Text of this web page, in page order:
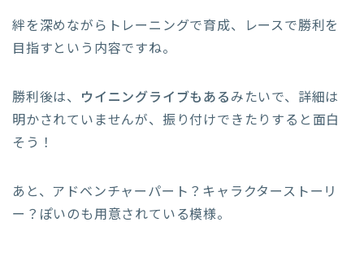
絆を深めながらトレーニングで育成、レースで勝利を
目指すという内容ですね。
勝利後は、 ウイニングライブもあるみたいで、詳細は
明かされていませんが、振り付けできたりすると面白
そう！
あと、アドベンチャーパート？キャラクターストーリ
ー？ぽいのも用意されている模様。